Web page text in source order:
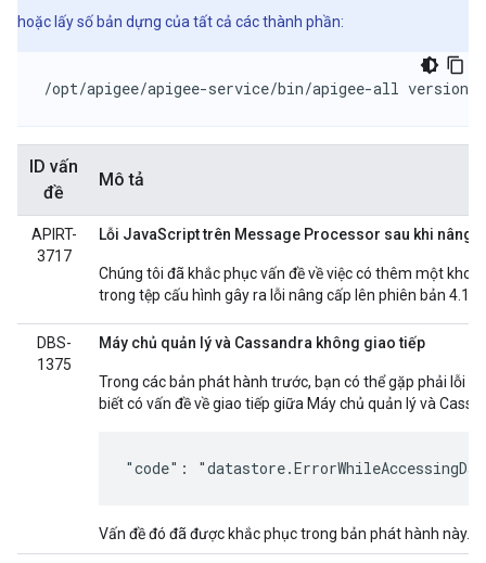
hoặc lấy số bản dựng của tất cả các thành phần:
/opt/apigee/apigee-service/bin/apigee-all version
ID vấn
đề
Mô tả
APIRT-
3717
Lỗi JavaScript trên Message Processor sau khi nâng
Chúng tôi đã khắc phục vấn đề về việc có thêm một
trong tệp cấu hình gây ra lỗi nâng cấp lên phiên bản
DBS-
1375
Máy chủ quản lý và Cassandra không giao tiếp
Trong các bản phát hành trước, bạn có thể gặp phải lỗi
biết có vấn đề về giao tiếp giữa Máy chủ quản lý và
"code":
Vấn đề đó đã được khắc phục trong bản phát hành này.